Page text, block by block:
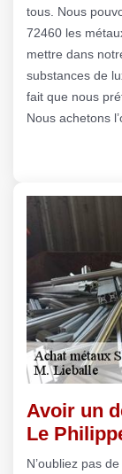
tous. Nous
72460 les
mettre dans
substances de
fait que nous
Nous achetons
Avoir un
Le
N’oubliez pas